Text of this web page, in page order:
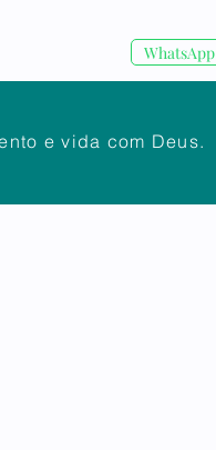
WhatsApp
e vida com Deus.